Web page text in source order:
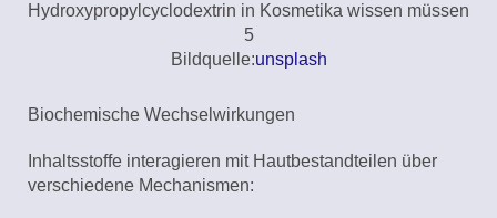
Hydroxypropylcyclodextrin in Kosmetika wissen müssen
5
Bildquelle:unsplash
Biochemische Wechselwirkungen
Inhaltsstoffe interagieren mit Hautbestandteilen über
verschiedene Mechanismen: